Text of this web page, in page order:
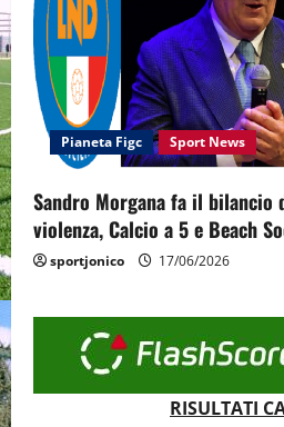
Pianeta Figc Sport News
Sandro Morgana fa il bilancio
violenza, Calcio a 5 e Beach
sportjonico 17/06/2026
RISULTATI